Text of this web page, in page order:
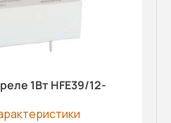
1Вт HFE39/12-